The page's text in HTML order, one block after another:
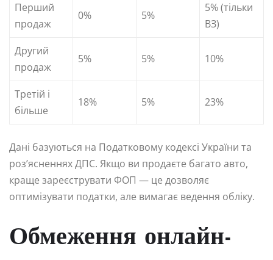
Перший
продаж
0% 5%
5% (тільки
ВЗ)
Другий
продаж
5% 5% 10%
Третій і
більше
18% 5% 23%
Дані базуються на Податковому кодексі України та
роз’ясненнях ДПС. Якщо ви продаєте багато авто,
краще зареєструвати ФОП — це дозволяє
оптимізувати податки, але вимагає ведення обліку.
Обмеження онлайн-